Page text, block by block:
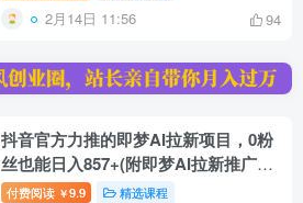
2月14日 11:56 94
抖音官方力推的即梦AI拉新项目，0粉
丝也能日入857+(附即梦AI拉新推广入
口及教学)
付费阅读 ￥9.9 精选课程